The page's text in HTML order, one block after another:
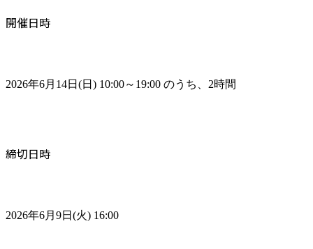
開催日時
2026年6月14日(日) 10:00～19:00 のうち、2時間
締切日時
2026年6月9日(火) 16:00